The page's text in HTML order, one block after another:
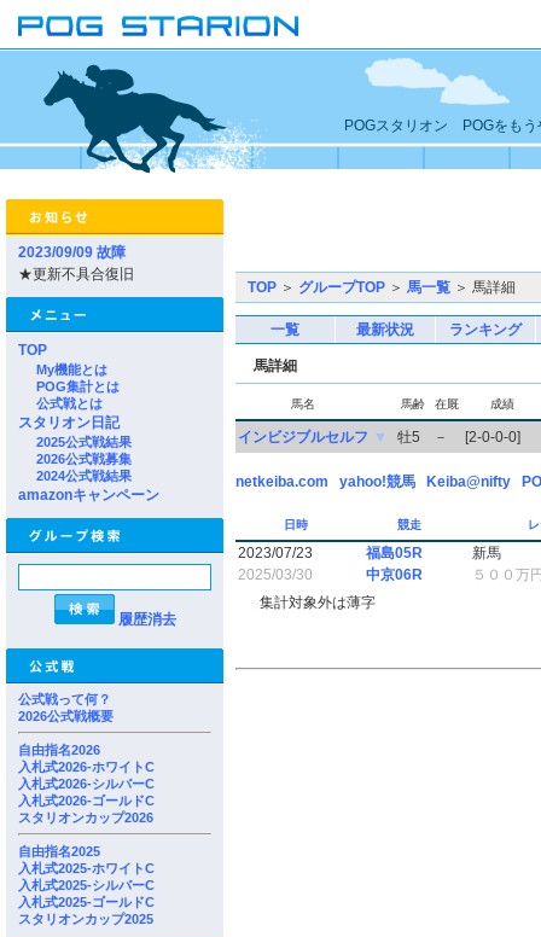
POGスタリオン POGをもう
2023/09/09 故障
★更新不具合復旧
TOP
My機能とは
POG集計とは
公式戦とは
スタリオン日記
2025公式戦結果
2026公式戦募集
2024公式戦結果
amazonキャンペーン
履歴消去
公式戦って何？
2026公式戦概要
自由指名2026
入札式2026-ホワイトC
入札式2026-シルバーC
入札式2026-ゴールドC
スタリオンカップ2026
自由指名2025
入札式2025-ホワイトC
入札式2025-シルバーC
入札式2025-ゴールドC
スタリオンカップ2025
TOP ＞ グループTOP ＞ 馬一覧 ＞ 馬詳細
一覧 最新状況 ランキング
馬詳細
馬名 馬齢 在厩 成績
インビジブルセルフ ▼ 牡5 － [2-0-0-0]
netkeiba.com yahoo!競馬 Keiba@nifty
日時 競走
2023/07/23 福島05R
新馬
2025/03/30
中京06R
５００万
集計対象外は薄字